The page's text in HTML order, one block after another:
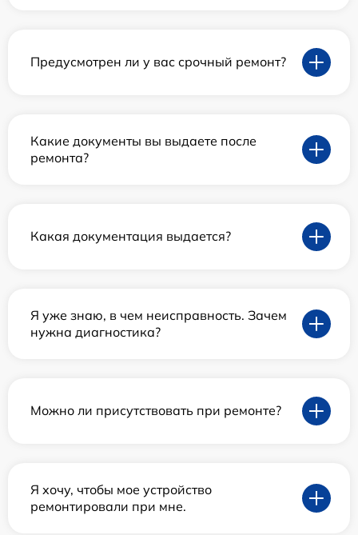
Предусмотрен ли у вас срочный ремонт?
Какие документы вы выдаете после
ремонта?
Какая документация выдается?
Я уже знаю, в чем неисправность. Зачем
нужна диагностика?
Можно ли присутствовать при ремонте?
Я хочу, чтобы мое устройство
ремонтировали при мне.